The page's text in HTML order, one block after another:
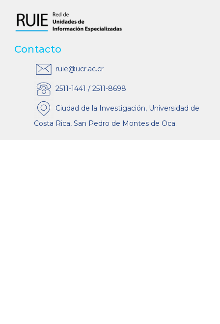
Contacto
ruie@ucr.ac.cr
2511-1441 / 2511-8698
Ciudad de la Investigación, Universidad de
Costa Rica, San Pedro de Montes de Oca.